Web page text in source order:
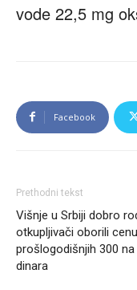
vode 22,5 mg
Facebook
Prethodni tekst
Višnje u Srbiji dobro
otkupljivači oborili
prošlogodišnjih 300 na
dinara